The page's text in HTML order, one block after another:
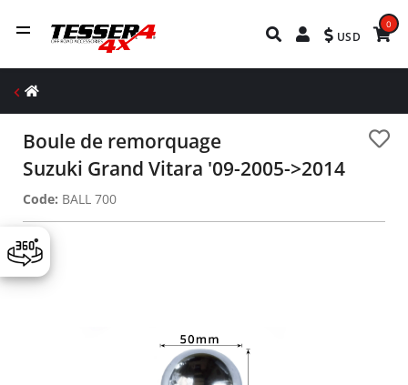
USD
0
Boule de remorquage
Suzuki Grand Vitara '09-2005->2014
Code: BALL 700